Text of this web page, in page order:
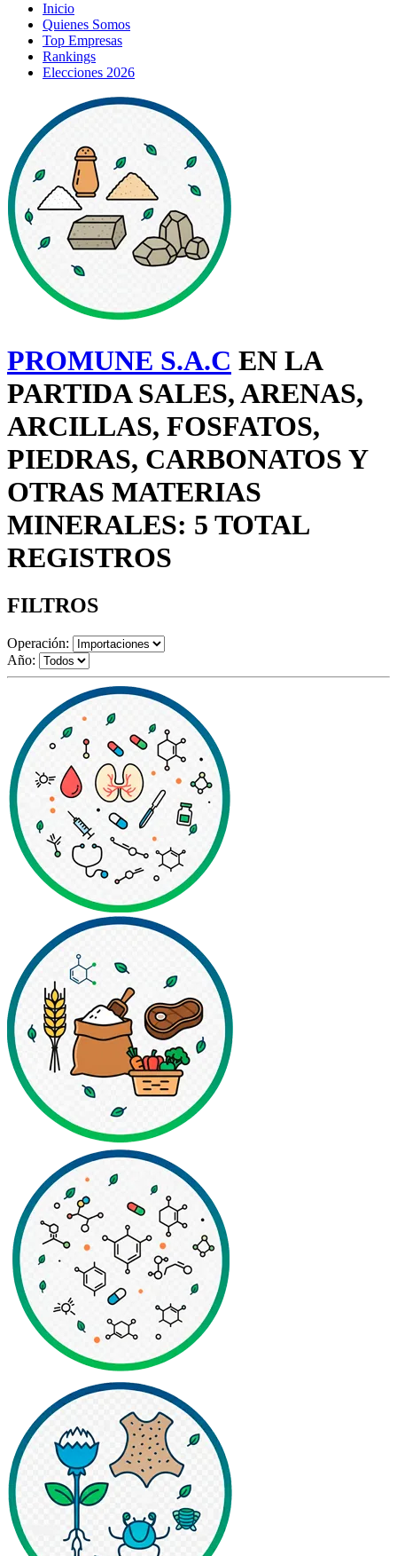
Inicio
Quienes Somos
Top Empresas
Rankings
Elecciones 2026
PROMUNE S.A.C EN LA
PARTIDA SALES, ARENAS,
ARCILLAS, FOSFATOS,
PIEDRAS, CARBONATOS Y
OTRAS MATERIAS
MINERALES: 5 TOTAL
REGISTROS
FILTROS
Operación:
Año: